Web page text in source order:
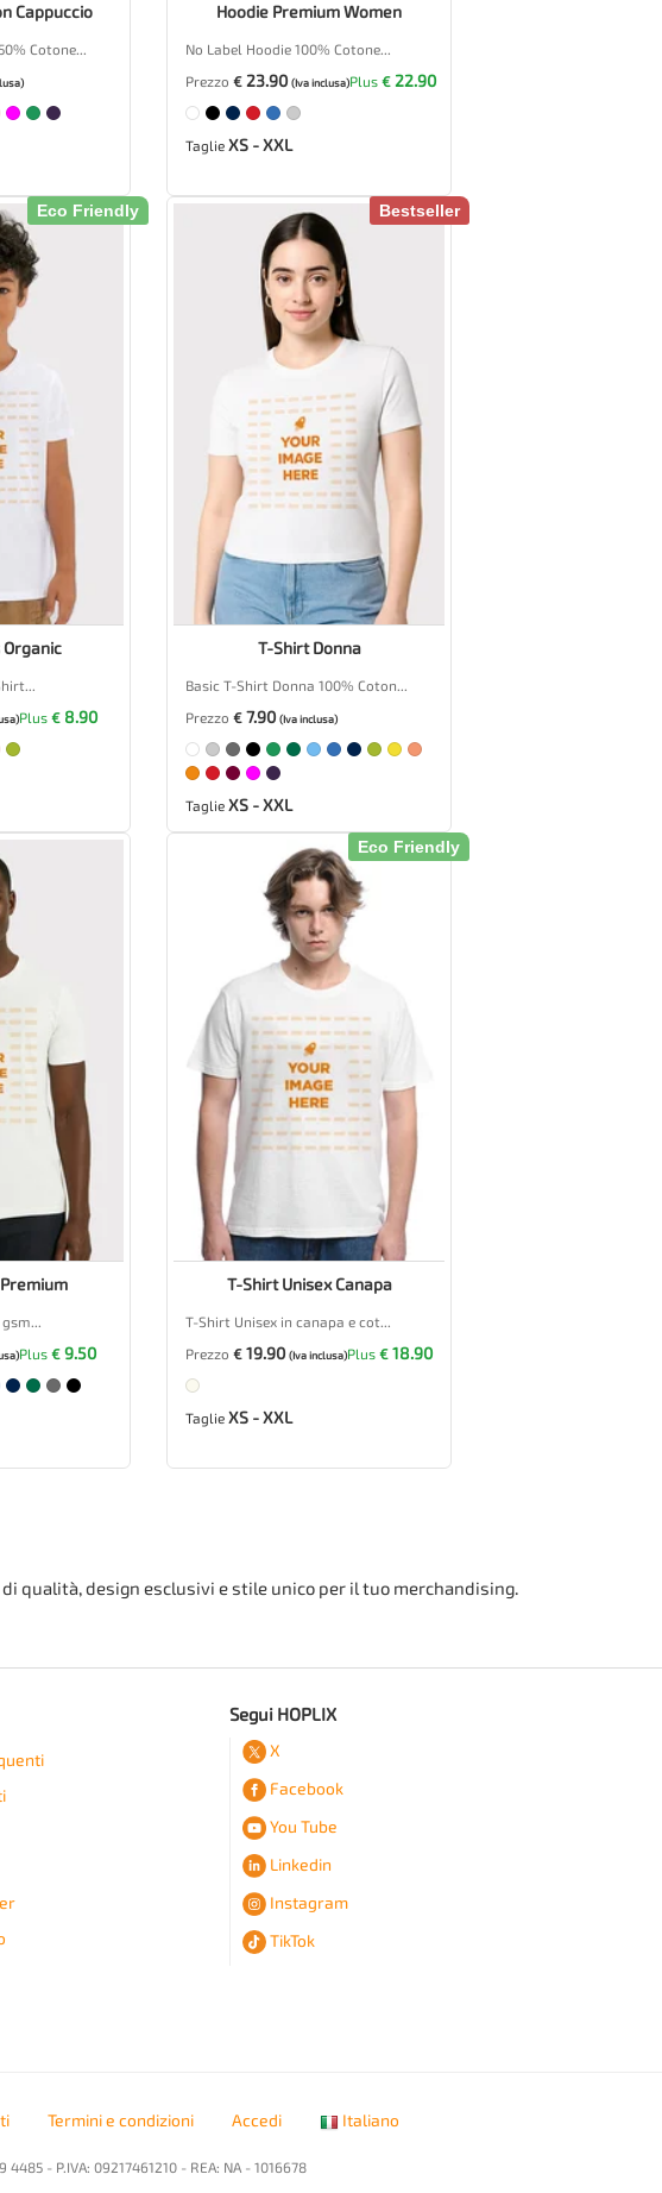
Cappuccio
Cotone...
Hoodie Premium Women
No Label Hoodie 100% Cotone...
Prezzo € 23.90 (Iva inclusa)Plus € 22.90
Taglie XS - XXL
Eco Friendly
Organic
Plus € 8.90
Bestseller
T-Shirt Donna
Basic T-Shirt Donna 100% Coton...
Prezzo € 7.90 (Iva inclusa)
Taglie XS - XXL
Plus € 9.50
Eco Friendly
T-Shirt Unisex Canapa
T-Shirt Unisex in canapa e cot...
Prezzo € 19.90 (Iva inclusa)Plus € 18.90
Taglie XS - XXL
qualità, design esclusivi e stile unico per il tuo merchandising.
Segui HOPLIX
X
Facebook
You Tube
Linkedin
Instagram
TikTok
Termini e condizioni Accedi Italiano
4485 - P.IVA: 09217461210 - REA: NA - 1016678